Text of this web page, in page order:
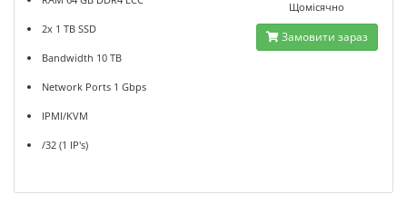
2x 1 TB SSD
Bandwidth 10 TB
Network Ports 1 Gbps
IPMI/KVM
/32 (1 IP's)
Щомісячно
Замовити зараз